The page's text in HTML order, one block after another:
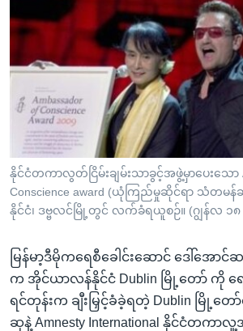
ကြည့်
ပင်မ
စာမျက်နှာ
သို့
ကျော်
ကြည့်
ရှာဖွေ
ရန်
နေရာ
သို့
အမေရိကန်သုံးအီဒီယံ
မကြေးမုံရဲ့ အင်္ဂလိပ်စာ
ရုပ်ရှင်ထဲက အင်္ဂလိပ်စာ
သုတပဒေသာ အင်္ဂလိပ်စာ
အပတ်စဉ်ကဏ္ဍများ
ရေဒီယိုနှင့်ရုပ်သံ အချက်အလက်များ
ရေဒီယို/တီဗွီအစီအစဉ်
Learning English
ဗွီအိုအေ လူမှုကွန်ယက်များ
နိုင်ငံတကာလွတ်ငြိမ်းချမ်းသာခွင့်အဖွဲ့မှာပေးသော
Conscience award (ယုံကြည်မှုဆိုင်ရာ သံတ
နိုင်ငံ၊ ဒဗ္ဗလင်မြို့တွင် လက်ခံရယူစဉ်။ (ဂျွန်လ ၁၈
မြန်မာ့ဒီမိုကရေစီခေါင်းဆောင် ဒေါ်အော
က အိုင်ယာလန်နိုင်ငံ Dublin မြို့တော် ကို ရ
ရင်တုန်းက ချီးမြှင့်ခံခဲ့ရတဲ့ Dublin မြို့တ
ဆုနဲ့ Amnesty International နိုင်ငံတကာ